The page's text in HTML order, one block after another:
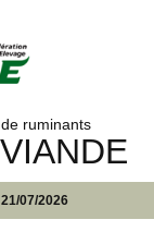
ruminants
07/2026